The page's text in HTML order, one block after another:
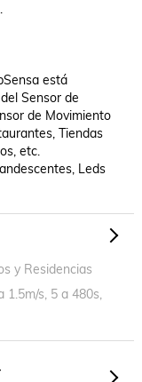
está
Sensor de
de Movimiento
Tiendas
etc.
Leds
y Residencias
1.5m/s, 5 a 480s,